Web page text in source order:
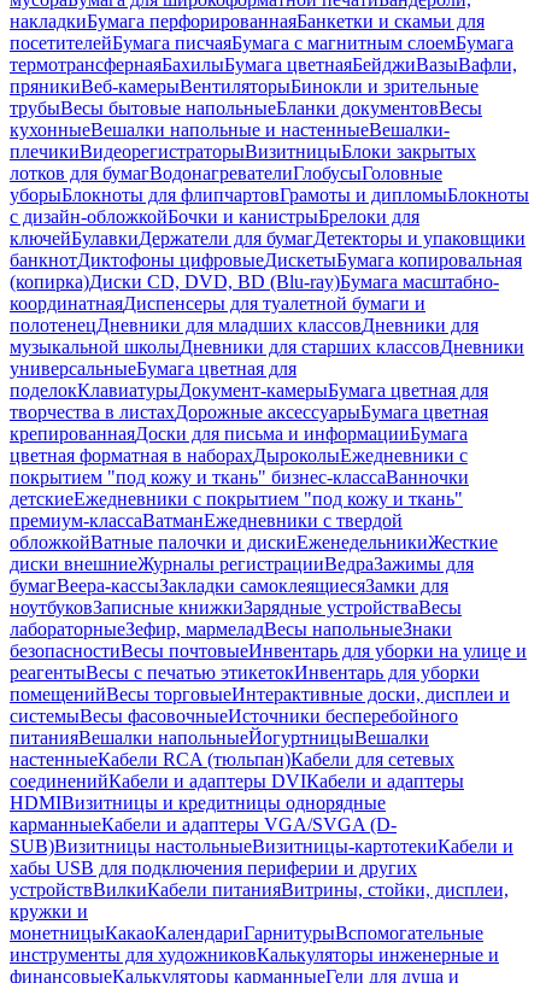
накладкиБумага перфорированнаяБанкетки и скамьи для
посетителейБумага писчаяБумага с магнитным слоемБумага
термотрансфернаяБахилыБумага цветнаяБейджиВазыВафли,
пряникиВеб-камерыВентиляторыБинокли и зрительные
трубыВесы бытовые напольныеБланки документовВесы
кухонныеВешалки напольные и настенныеВешалки-
плечикиВидеорегистраторыВизитницыБлоки закрытых
лотков для бумагВодонагревателиГлобусыГоловные
уборыБлокноты для флипчартовГрамоты и дипломыБлокноты
с дизайн-обложкойБочки и канистрыБрелоки для
ключейБулавкиДержатели для бумагДетекторы и упаковщики
банкнотДиктофоны цифровыеДискетыБумага копировальная
(копирка)Диски CD, DVD, BD (Blu-ray)Бумага масштабно-
координатнаяДиспенсеры для туалетной бумаги и
полотенецДневники для младших классовДневники для
музыкальной школыДневники для старших классовДневники
универсальныеБумага цветная для
поделокКлавиатурыДокумент-камерыБумага цветная для
творчества в листахДорожные аксессуарыБумага цветная
крепированнаяДоски для письма и информацииБумага
цветная форматная в наборахДыроколыЕжедневники с
покрытием "под кожу и ткань" бизнес-классаВанночки
детскиеЕжедневники с покрытием "под кожу и ткань"
премиум-классаВатманЕжедневники с твердой
обложкойВатные палочки и дискиЕженедельникиЖесткие
диски внешниеЖурналы регистрацииВедраЗажимы для
бумагВеера-кассыЗакладки самоклеящиесяЗамки для
ноутбуковЗаписные книжкиЗарядные устройстваВесы
лабораторныеЗефир, мармеладВесы напольныеЗнаки
безопасностиВесы почтовыеИнвентарь для уборки на улице и
реагентыВесы с печатью этикетокИнвентарь для уборки
помещенийВесы торговыеИнтерактивные доски, дисплеи и
системыВесы фасовочныеИсточники бесперебойного
питанияВешалки напольныеЙогуртницыВешалки
настенныеКабели RCA (тюльпан)Кабели для сетевых
соединенийКабели и адаптеры DVIКабели и адаптеры
HDMIВизитницы и кредитницы однорядные
карманныеКабели и адаптеры VGA/SVGA (D-
SUB)Визитницы настольныеВизитницы-картотекиКабели и
хабы USB для подключения периферии и других
устройствВилкиКабели питанияВитрины, стойки, дисплеи,
кружки и
монетницыКакаоКалендариГарнитурыВспомогательные
инструменты для художниковКалькуляторы инженерные и
финансовыеКалькуляторы карманныеГели для душа и